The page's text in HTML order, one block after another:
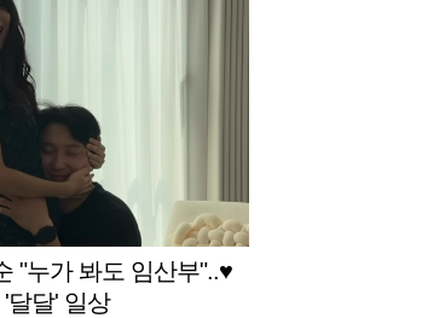
"누가 봐도 임산부"..♥
달달' 일상